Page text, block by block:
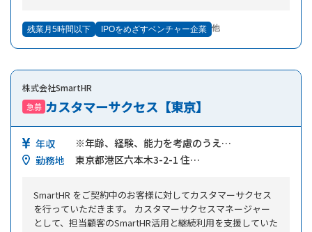
ど）、ユーザーが抱えている課題を解決へ導く ■ユーザー
との関係を深耕しながら、導入後も継続的に支援を行い、更
なる活用を促進する ■中長期視点での利用機能拡大に向け
折衝
残業月5時間以下 IPOをめざすベンチャー企業 他
株式会社SmartHR
急募 カスタマーサクセス【東京】
年収
※年齢、経験、能力を考慮のうえ…
勤務地
東京都港区六本木3-2-1 住…
SmartHR をご契約中のお客様に対してカスタマーサクセス
を行っていただきます。 カスタマーサクセスマネージャー
として、担当顧客のSmartHR活用と継続利用を支援していた